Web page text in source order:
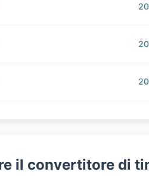
il convertitore di